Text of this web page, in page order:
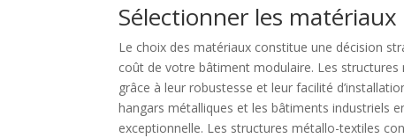
Sélectionner les
Le choix des matériaux constitue une décision
coût de votre bâtiment modulaire. Les
grâce à leur robustesse et leur facilité
hangars métalliques et les bâtiments industriels
exceptionnelle. Les structures métallo-textiles